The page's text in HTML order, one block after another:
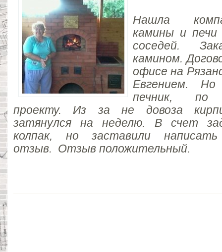
Нашла
камины и
соседей.
камином.
офисе на
Евгением.
печник, по
проекту. Из за не довоза
затянулся на неделю. В счет
колпак, но заставили написать
отзыв. Отзыв положительный.